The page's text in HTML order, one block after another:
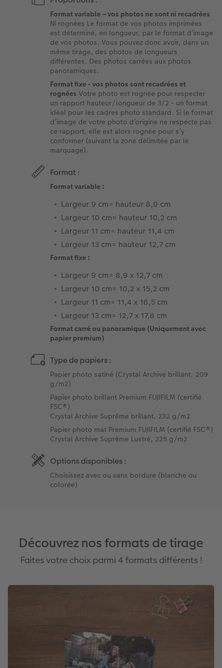
Format variable – vos photos ne sont ni recadrées
Ni rognées Le format de vos photos imprimées
est déterminé, en longueur, par le format d’image
de vos photos. Vous pouvez donc avoir, dans un
même tirage, des photos de longueurs
différentes. Des photos carrées aux photos
panoramiques.
Format fixe - vos photos sont recadrées et
rognées Votre photo est rognée pour respecter
un rapport hauteur/longueur de 3/2 - un format
idéal pour les cadres photo standard. Si le format
d’image de votre photo d’origine ne respecte pas
ce rapport, elle est alors rognée pour s’y
conformer (suivant la zone délimitée par le
marquage).
Format :
Format variable :
Largeur 9 cm= hauteur 8,9 cm
Largeur 10 cm= hauteur 10,2 cm
Largeur 11 cm= hauteur 11,4 cm
Largeur 13 cm= hauteur 12,7 cm
Format fixe :
Largeur 9 cm= 8,9 x 12,7 cm
Largeur 10 cm= 10,2 x 15,2 cm
Largeur 11 cm= 11,4 x 16,5 cm
Largeur 13 cm= 12,7 x 17,8 cm
Format carré ou panoramique (Uniquement avec
papier premium)
Type de papiers :
Papier photo satiné (Crystal Archive brillant, 209
g/m2)
Papier photo brillant Premium FUJIFILM (certifié
FSC®)
Crystal Archive Suprême brillant, 232 g/m2
Papier photo mat Premium FUJIFILM (certifié FSC®)
Crystal Archive Suprême Lustré, 225 g/m2
Options disponibles :
Choisissez avec ou sans bordure (blanche ou
colorée)
Découvrez nos formats de tirage
Faites votre choix parmi 4 formats différents !